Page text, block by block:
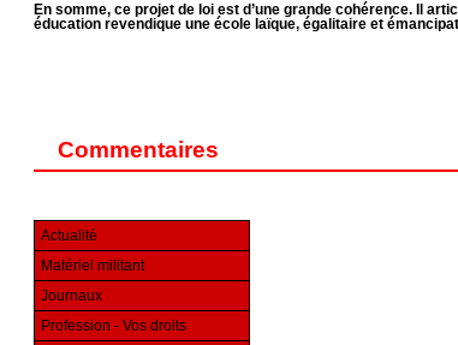
En somme, ce projet de loi est d’une grande cohérence. Il
éducation revendique une école laïque, égalitaire et
Commentaires
Actualité
Matériel militant
Journaux
Profession - Vos droits